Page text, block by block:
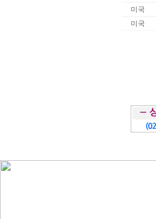
미국
미국